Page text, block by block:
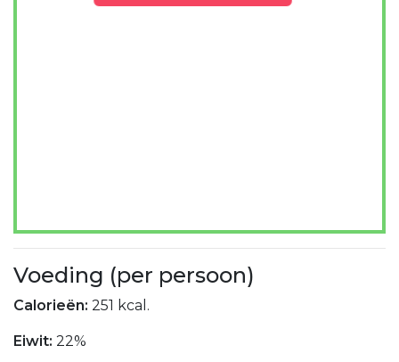
Voeding (per persoon)
Calorieën: 251 kcal.
Eiwit: 22%